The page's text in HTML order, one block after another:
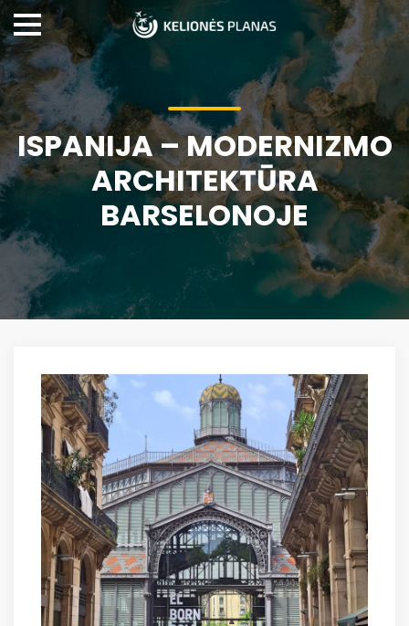
ISPANIJA – MODERNIZMO
ARCHITEKTŪRA
BARSELONOJE